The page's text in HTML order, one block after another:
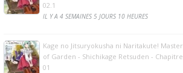
02.1
IL Y A 4 SEMAINES 5 JOURS 10 HEURES
Kage no Jitsuryokusha ni Naritakute! Master
of Garden - Shichikage Retsuden - Chapitre
01